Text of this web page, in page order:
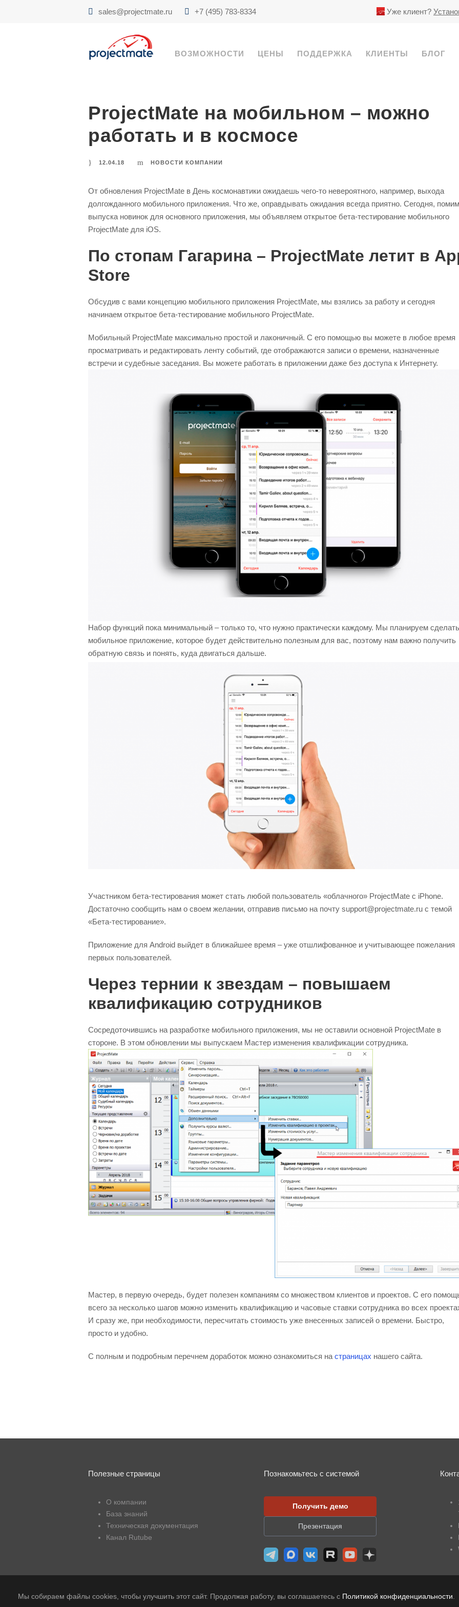
sales@projectmate.ru +7 (495) 783-8334 Уже клиент?
ВОЗМОЖНОСТИ ЦЕНЫ ПОДДЕРЖКА КЛИЕНТЫ БЛОГ
ProjectMate на мобильном – можно
работать и в космосе
12.04.18 НОВОСТИ КОМПАНИИ
От обновления ProjectMate в День космонавтики ожидаешь чего-то невероятного, например, выхода
долгожданного мобильного приложения. Что же, оправдывать ожидания всегда приятно. Сегодня,
выпуска новинок для основного приложения, мы объявляем открытое бета-тестирование мобильного
ProjectMate для iOS.
По стопам Гагарина – ProjectMate летит в
Store
Обсудив с вами концепцию мобильного приложения ProjectMate, мы взялись за работу и сегодня
начинаем открытое бета-тестирование мобильного ProjectMate.
Мобильный ProjectMate максимально простой и лаконичный. С его помощью вы можете в любое время
просматривать и редактировать ленту событий, где отображаются записи о времени, назначенные
встречи и судебные заседания. Вы можете работать в приложении даже без доступа к Интернету.
Набор функций пока минимальный – только то, что нужно практически каждому. Мы планируем сделать
мобильное приложение, которое будет действительно полезным для вас, поэтому нам важно получить
обратную связь и понять, куда двигаться дальше.
Участником бета-тестирования может стать любой пользователь «облачного» ProjectMate с iPhone.
Достаточно сообщить нам о своем желании, отправив письмо на почту support@projectmate.ru с темой
«Бета-тестирование».
Приложение для Android выйдет в ближайшее время – уже отшлифованное и учитывающее пожелания
первых пользователей.
Через тернии к звездам – повышаем
квалификацию сотрудников
Сосредоточившись на разработке мобильного приложения, мы не оставили основной ProjectMate в
стороне. В этом обновлении мы выпускаем Мастер изменения квалификации сотрудника.
Мастер, в первую очередь, будет полезен компаниям со множеством клиентов и проектов. С его
всего за несколько шагов можно изменить квалификацию и часовые ставки сотрудника во всех
И сразу же, при необходимости, пересчитать стоимость уже внесенных записей о времени. Быстро,
просто и удобно.
С полным и подробным перечнем доработок можно ознакомиться на страницах нашего сайта.
Полезные страницы
О компании
База знаний
Техническая документация
Канал Rutube
Познакомьтесь с системой
Получить демо
Презентация
Публичная оферта Политика обработки персональных данных В реестре российского ПО
Мы собираем файлы cookies, чтобы улучшить этот сайт. Продолжая работу, вы соглашаетесь с Политикой конфиденциальности